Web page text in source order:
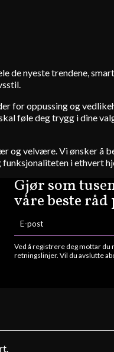
Gjør som
våre beste råd
Ved å registrere deg mottar du
retningslinjer. Vil du avslutte
de nyeste trendene,
for oppussing og
føle deg trygg i dine
og velvære. Vi ønsker å
funksjonaliteten i ethvert